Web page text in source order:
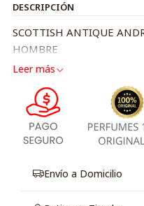
DESCRIPCIÓN
SCOTTISH ANTIQUE
HOMBRE
Leer más
Envío a Domicilio